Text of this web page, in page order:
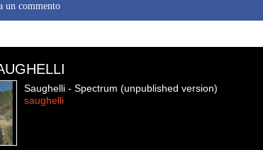
un commento
Saughelli - Spectrum (unpublished version)
saughelli